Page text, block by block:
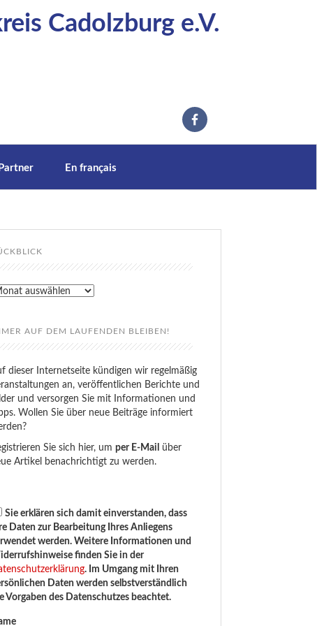
Cadolzburg e.V.
Partner En français
AUF DEM LAUFENDEN BLEIBEN!
dieser Internetseite kündigen wir regelmäßig
an, veröffentlichen Berichte und
und versorgen Sie mit Informationen und
Wollen Sie über neue Beiträge informiert
Sie sich hier, umper E-Mail
über
Artikel benachrichtigt zu werden.
Sie erklären sich damit einverstanden, dass
Daten zur Bearbeitung Ihres Anliegens
werden. Weitere Informationen und
finden Sie in der
. Im Umgang mit Ihren
Daten werden selbstverständlich
Vorgaben des Datenschutzes beachtet.